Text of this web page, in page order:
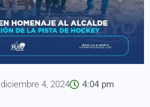
diciembre 4, 2024 4:04 pm